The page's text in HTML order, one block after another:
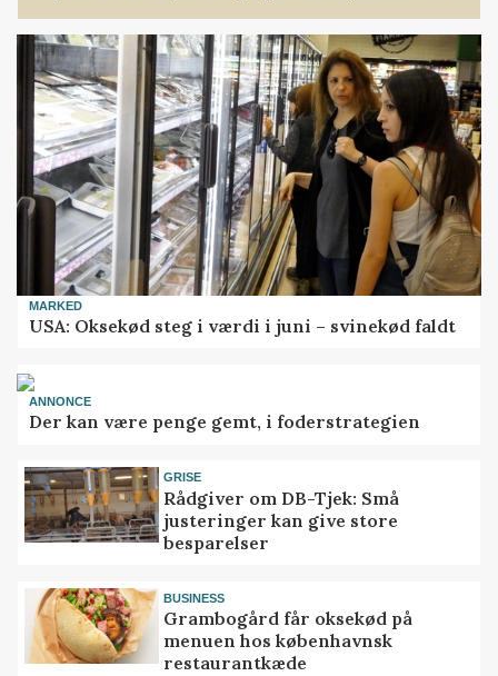
MARKED
USA: Oksekød steg i værdi i juni – svinekød faldt
ANNONCE
Der kan være penge gemt, i foderstrategien
GRISE
Rådgiver om DB-Tjek: Små
justeringer kan give store
besparelser
BUSINESS
Grambogård får oksekød på
menuen hos københavnsk
restaurantkæde